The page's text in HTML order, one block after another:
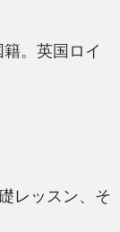
。英国ロイ
レッスン、そ